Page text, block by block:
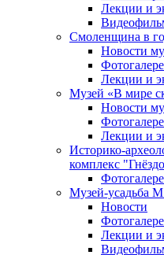
Лекции и
Смоленщина в
Новости
Лекции и
Музей «В мире
Новости
Лекции и
Историко-
комплекс
Музей-усадьба
Новости
Лекции и